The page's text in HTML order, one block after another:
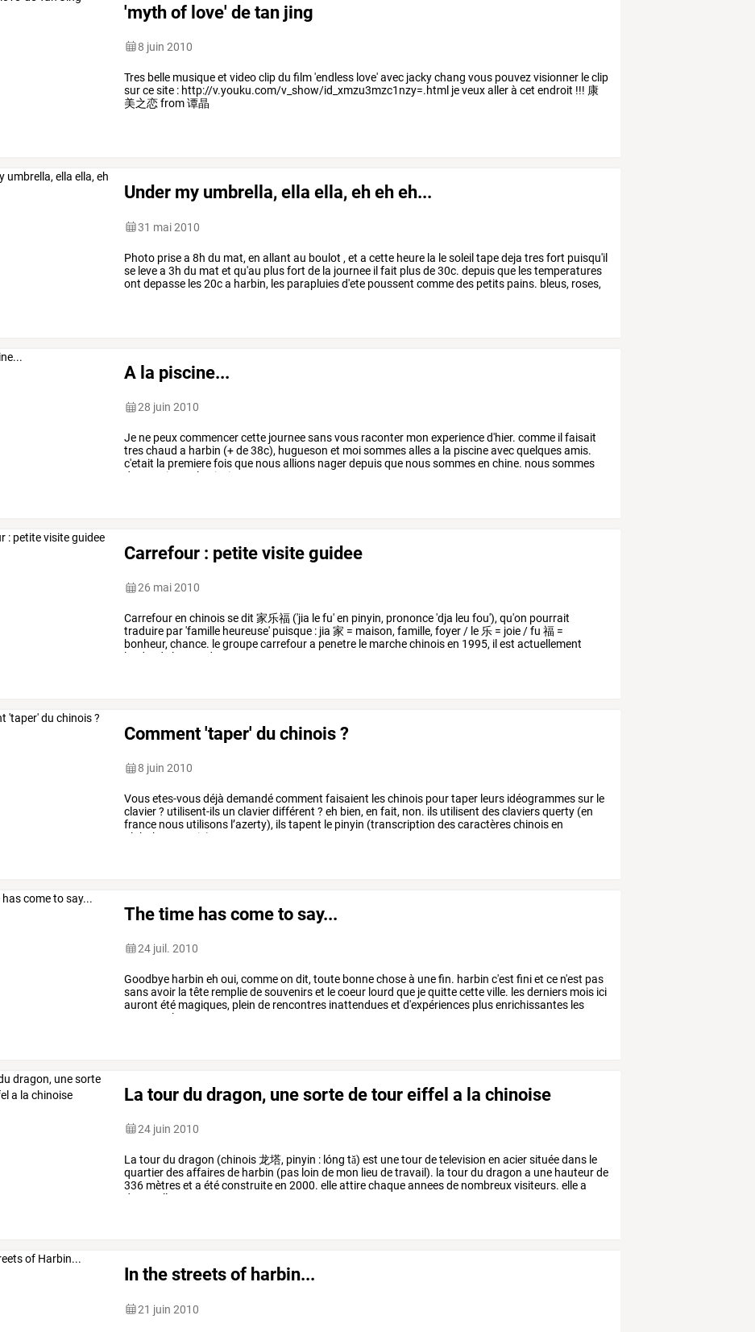
'myth of love' de tan jing
8 juin 2010
Tres belle musique et video clip du film 'endless love' avec jacky chang vous pouvez visionner le clip
sur ce site : http://v.youku.com/v_show/id_xmzu3mzc1nzy=.html je veux aller à cet endroit !!! 康
美之恋 from 谭晶
Under my umbrella, ella ella, eh eh eh...
31 mai 2010
Photo prisea 8h du mat, en allant au boulot , et a cette heure la lesoleil tapedeja tresfort puisqu'il
se levea 3h du mat et qu'au plusfort de la journee il fait plusde30c. depuisque lestemperatures
ont depasse les20ca harbin, les parapluiesd'ete poussent commedes petits pains. bleus, roses,
A la piscine...
28 juin 2010
Je ne peuxcommencercette journeesansvous raconter mon experienced'hier. comme il faisait
treschaud a harbin (+de38c), hugueson et moisommesallesa la piscineavecquelquesamis.
c'etait la premierefoisque nousallions nagerdepuisque noussommesen chine. noussommes
donc
arrives la piscine,
Carrefour : petite visite guidee
26 mai 2010
Carrefouren chinoissedit 家乐福 ('jia lefu'en pinyin, prononce'dja leu fou'),qu'on pourrait
traduire par'famille heureuse' puisque : jia 家 = maison,famille,foyer/ le 乐 = joie/fu 福 =
bonheur,chance. legroupecarrefoura penetre le marchechinoisen 1995, il est actuellement
leader
de la grande
Comment 'taper' du chinois ?
8 juin 2010
Vousetes-vousdéjà demandécomment faisaient leschinois pourtaper leurs idéogrammessur le
clavier? utilisent-ils un clavierdifférent ? eh bien, en fait, non. ils utilisent desclaviersquerty (en
france nous utilisons l’azerty), ilstapent le pinyin (transcription descaractèreschinoisen
alphabet
romain)
The time has come to say...
24 juil. 2010
Goodbye harbin eh oui, commeon dit, toute bonnechoseà unefin. harbin c'est finiet ce n'est pas
sansavoir la tête rempliedesouvenirset lecoeur lourd que jequittecetteville. lesderniers mois ici
auront été magiques, plein de rencontres inattendueset d'expériences plusenrichissantes les
les
La tour du dragon, une sorte de tour eiffel a la chinoise
24 juin 2010
La tourdu dragon (chinois龙塔, pinyin : lóng tǎ) est unetourdetelevision en aciersituéedans le
quartierdesaffairesde harbin (pas loin de mon lieu detravail). la tourdu dragon a une hauteurde
336 mètreset a étéconstruiteen 2000. elleattirechaqueanneesde nombreuxvisiteurs. ellea
deux
salles
In the streets of harbin...
21 juin 2010